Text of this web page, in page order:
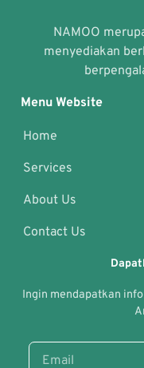
NAMOO
menyediakan
Menu Website
Home
Services
About Us
Contact Us
Ingin mendapatkan